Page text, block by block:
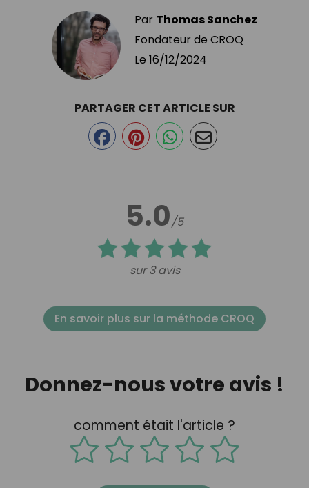
Par Thomas Sanchez
Fondateur de CROQ
Le 16/12/2024
5.0/5
sur 3 avis
PARTAGER CET ARTICLE SUR
En savoir plus sur la méthode CROQ
Donnez-nous votre avis !
comment était l'article ?